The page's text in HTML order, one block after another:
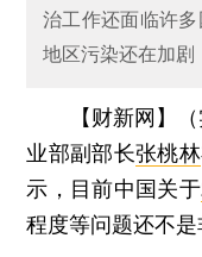
治工作还面临许
地区污染还在加剧
【财新网】
业部副部长张桃林
示，目前中国关于
程度等问题还不是